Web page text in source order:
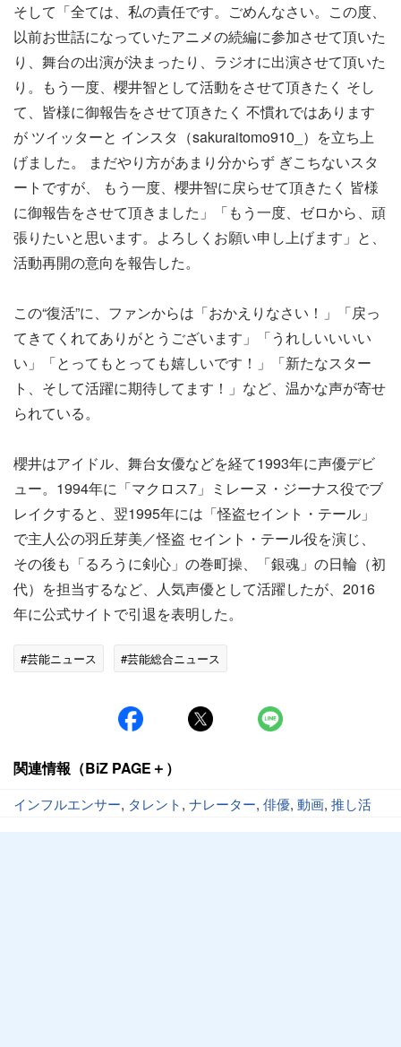
そして「全ては、私の責任です。ごめんなさい。この度、
以前お世話になっていたアニメの続編に参加させて頂いた
り、舞台の出演が決まったり、ラジオに出演させて頂いた
り。もう一度、櫻井智として活動をさせて頂きたく そし
て、皆様に御報告をさせて頂きたく 不慣れではあります
が ツイッターと インスタ（sakuraitomo910_）を立ち上
げました。 まだやり方があまり分からず ぎこちないスタ
ートですが、 もう一度、櫻井智に戻らせて頂きたく 皆様
に御報告をさせて頂きました」「もう一度、ゼロから、頑
張りたいと思います。よろしくお願い申し上げます」と、
活動再開の意向を報告した。
この“復活”に、ファンからは「おかえりなさい！」「戻っ
てきてくれてありがとうございます」「うれしいいいい
い」「とってもとっても嬉しいです！」「新たなスター
ト、そして活躍に期待してます！」など、温かな声が寄せ
られている。
櫻井はアイドル、舞台女優などを経て1993年に声優デビ
ュー。1994年に「マクロス7」ミレーヌ・ジーナス役でブ
レイクすると、翌1995年には「怪盗セイント・テール」
で主人公の羽丘芽美／怪盗 セイント・テール役を演じ、
その後も「るろうに剣心」の巻町操、「銀魂」の日輪（初
代）を担当するなど、人気声優として活躍したが、2016
年に公式サイトで引退を表明した。
#芸能ニュース #芸能総合ニュース
関連情報（BiZ PAGE＋）
インフルエンサー, タレント, ナレーター, 俳優, 動画, 推し活